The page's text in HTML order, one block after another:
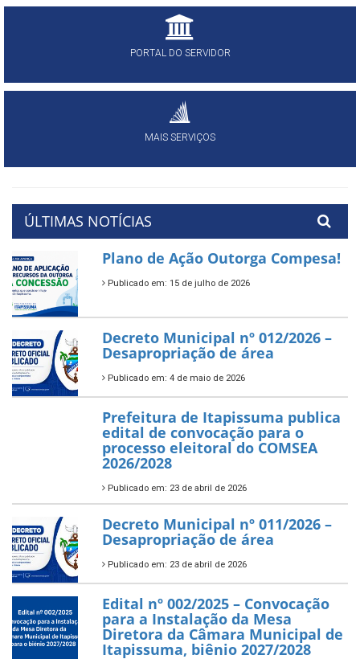
PORTAL DO SERVIDOR
MAIS SERVIÇOS
ÚLTIMAS NOTÍCIAS
Plano de Ação Outorga Compesa!
Publicado em: 15 de julho de 2026
Decreto Municipal nº 012/2026 –
Desapropriação de área
Publicado em: 4 de maio de 2026
Prefeitura de Itapissuma publica
edital de convocação para o
processo eleitoral do COMSEA
2026/2028
Publicado em: 23 de abril de 2026
Decreto Municipal nº 011/2026 –
Desapropriação de área
Publicado em: 23 de abril de 2026
Edital nº 002/2025 – Convocação
para a Instalação da Mesa
Diretora da Câmara Municipal de
Itapissuma, biênio 2027/2028